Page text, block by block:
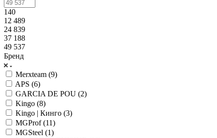
140
12 489
24 839
37 188
49 537
Бренд
Merxteam (9)
APS (6)
GARCIA DE POU (2)
Kingo (8)
Kingo | Кинго (3)
MGProf (11)
MGSteel (1)